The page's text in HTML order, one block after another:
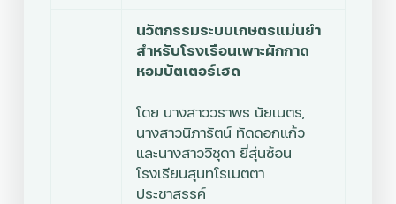
นวัตกรรมระบบเกษตรแม่นยำ
สำหรับโรงเรือนเพาะผักกาด
หอมบัตเตอร์เฮด
โดย นางสาววราพร นัยเนตร,
นางสาวนิภารัตน์ ทัดดอกแก้ว
และนางสาววิชุดา ยี่สุ่นซ้อน
โรงเรียนสุนทโรเมตตา
ประชาสรรค์